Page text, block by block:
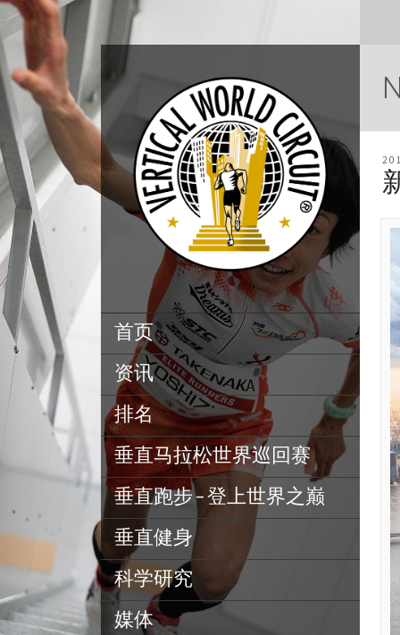
首页
资讯
排名
垂直马拉松世界巡回赛
垂直跑步 – 登上世界之巅
垂直健身
科学研究
媒体